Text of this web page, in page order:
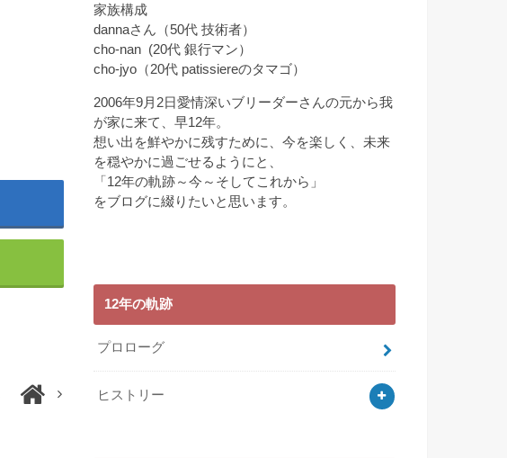
家族構成
dannaさん（50代 技術者）
cho-nan (20代 銀行マン）
cho-jyo（20代 patissiereのタマゴ）
2006年9月2日愛情深いブリーダーさんの元から我
が家に来て、早12年。
想い出を鮮やかに残すために、今を楽しく、未来
を穏やかに過ごせるようにと、
「12年の軌跡～今～そしてこれから」
をブログに綴りたいと思います。
12年の軌跡
プロローグ
ヒストリー